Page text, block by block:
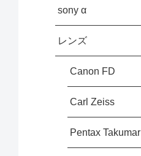
sony α
レンズ
Canon FD
Carl Zeiss
Pentax Takumar